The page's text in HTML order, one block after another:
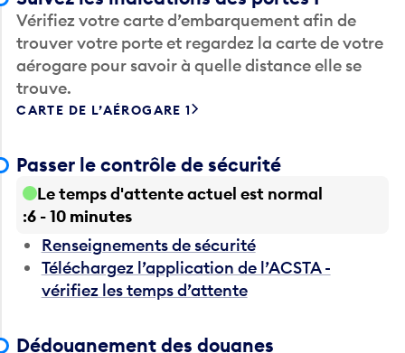
Vérifiez votre carte d’embarquement afin de
trouver votre porte et regardez la carte de votre
aérogare pour savoir à quelle distance elle se
trouve.
CARTE DE L’AÉROGARE 1
Passer le contrôle de sécurité
Le temps d'attente actuel est normal
6 - 10 minutes
Renseignements de sécurité
Téléchargez l’application de l’ACSTA -
vérifiez les temps d’attente
Dédouanement des douanes